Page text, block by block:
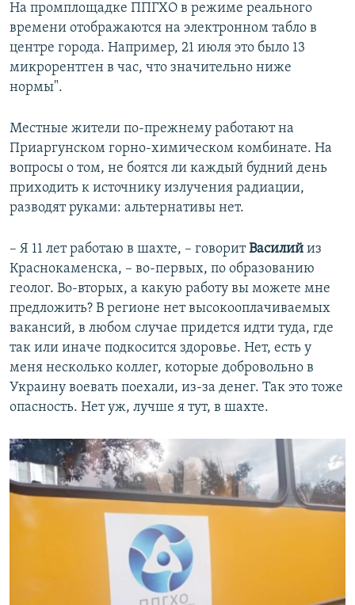
На промплощадке ППГХО в режиме реального
времени отображаются на электронном табло в
центре города. Например, 21 июля это было 13
микрорентген в час, что значительно ниже
нормы".
Местные жители по-прежнему работают на
Приаргунском горно-химическом комбинате. На
вопросы о том, не боятся ли каждый будний день
приходить к источнику излучения радиации,
разводят руками: альтернативы нет.
– Я 11 лет работаю в шахте, – говоритВасилий из
Краснокаменска, – во-первых, по образованию
геолог. Во-вторых, а какую работу вы можете мне
предложить? В регионе нет высокооплачиваемых
вакансий, в любом случае придется идти туда, где
так или иначе подкосится здоровье. Нет, есть у
меня несколько коллег, которые добровольно в
Украину воевать поехали, из-за денег. Так это тоже
опасность. Нет уж, лучше я тут, в шахте.